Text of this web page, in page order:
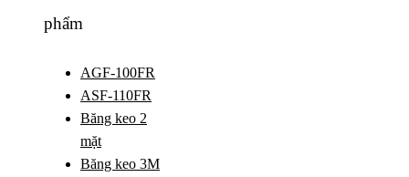
phẩm
AGF-100FR
ASF-110FR
Băng keo 2
mặt
Băng keo 3M